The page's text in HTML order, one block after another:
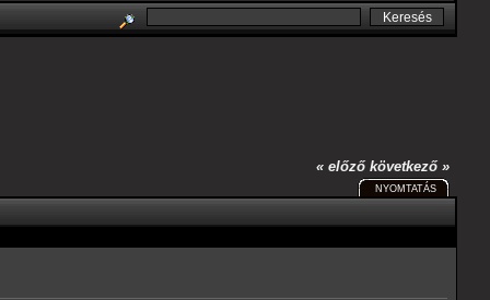
« előző következő »
NYOMTATÁS